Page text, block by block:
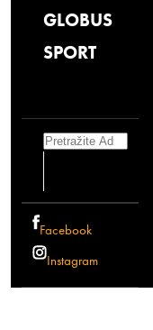
GLOBUS
SPORT
Search
Facebook
Instagram